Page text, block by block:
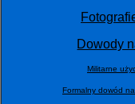
Dowody
Militarne
Formalny dowód